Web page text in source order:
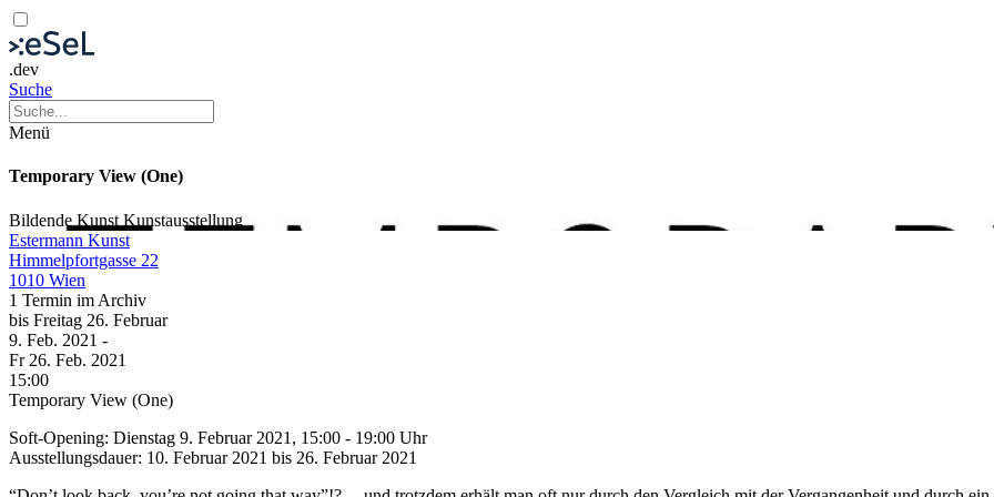
.dev
Suche
Menü
Temporary View (One)
Bildende KunstKunstausstellung
Estermann Kunst
Himmelpfortgasse 22
1010 Wien
1 Termin im Archiv
bis Freitag 26. Februar
9. Feb. 2021 -
Fr 26. Feb. 2021
15:00
Temporary View (One)
Soft-Opening: Dienstag 9. Februar 2021, 15:00 - 19:00 Uhr
Ausstellungsdauer: 10. Februar 2021 bis 26. Februar 2021